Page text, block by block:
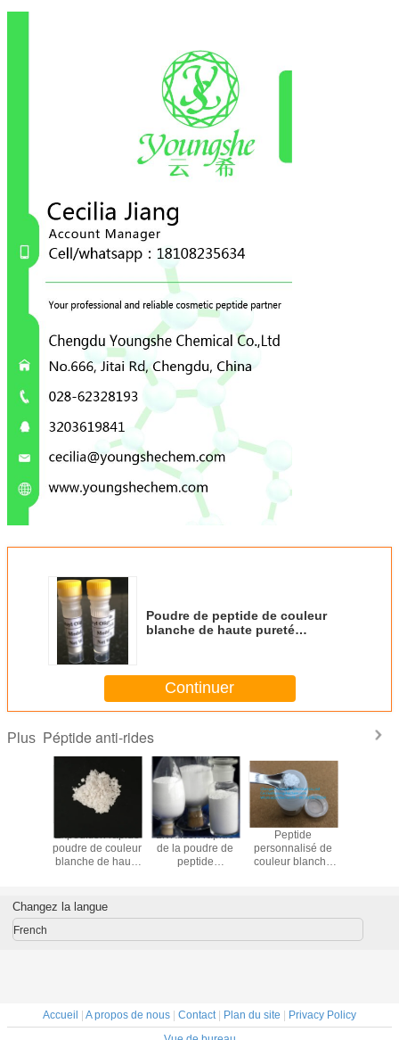
Poudre de peptide de couleur
blanche de haute pureté
Continuer
Plus Péptide anti-rides
EGF
poudre de couleur
blanche de haute
Livraison rapide
de la poudre de
peptide
Peptide
personnalisé de
couleur blanche
Changez la langue
French
Accueil | A propos de nous | Contact | Plan du site | Privacy Policy